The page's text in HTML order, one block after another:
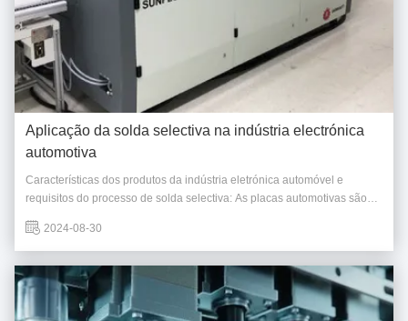
Aplicação da solda selectiva na indústria electrónica
automotiva
Características dos produtos da indústria eletrónica automóvel e
requisitos do processo de solda selectiva: As placas automotivas são
base metálica, e também a base cerâmica (para dissipação de calor e
alta corrente, e até ...
2024-08-30